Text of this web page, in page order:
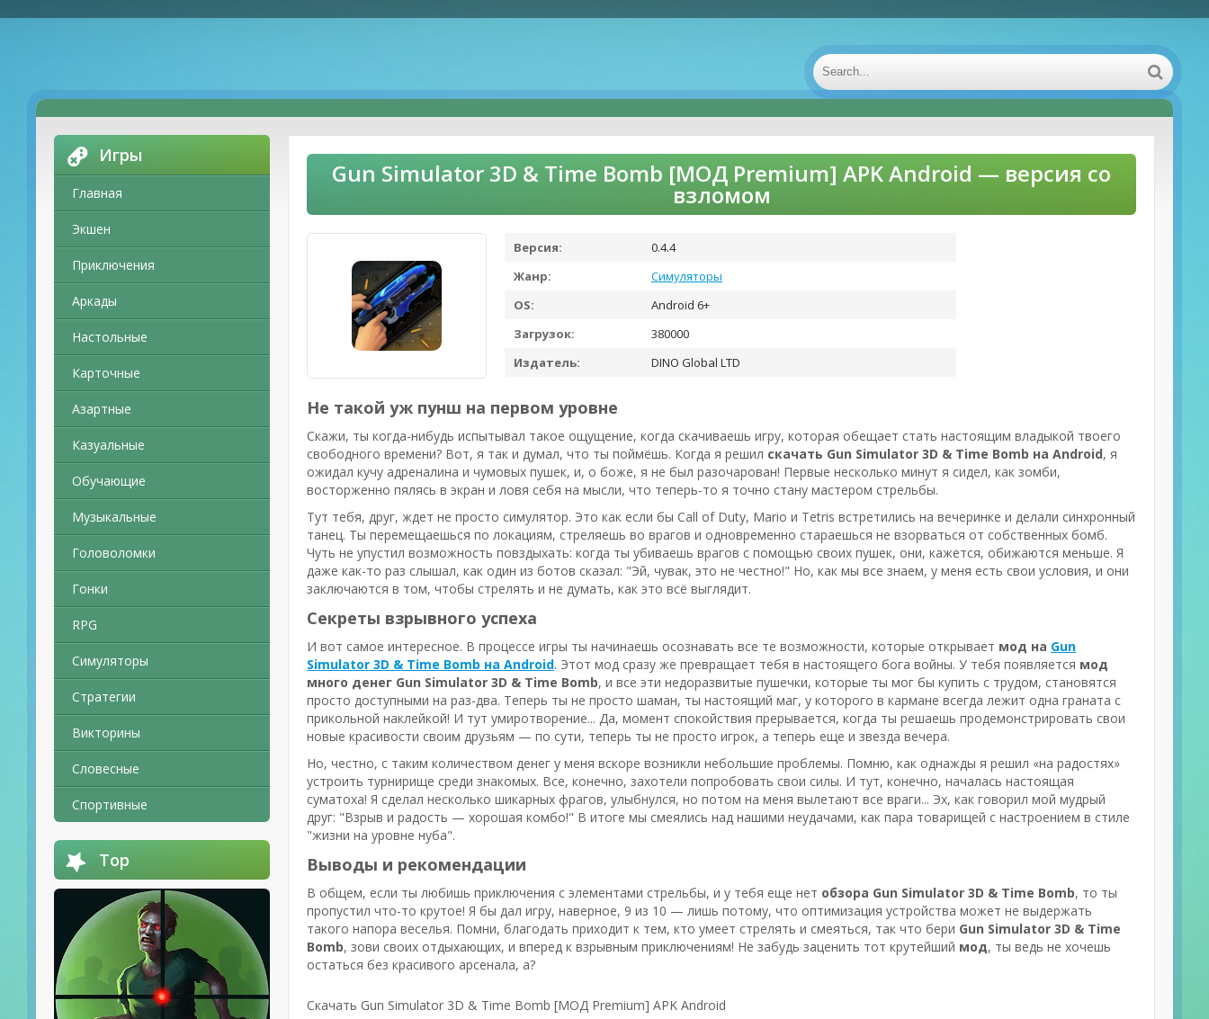
Игры
Главная
Экшен
Приключения
Аркады
Настольные
Карточные
Азартные
Казуальные
Обучающие
Музыкальные
Головоломки
Гонки
RPG
Симуляторы
Стратегии
Викторины
Словесные
Спортивные
Top
Gun Simulator 3D & Time Bomb [МОД Premium] APK Android — версия со
взломом
Версия:
0.4.4
Жанр:
Симуляторы
OS:
Android 6+
Загрузок:
380000
Издатель:
DINO Global LTD
Не такой уж пунш на первом уровне
Скажи, ты когда-нибудь испытывал такое ощущение, когда скачиваешь игру, которая обещает стать настоящим владыкой твоего
свободного времени? Вот, я так и думал, что ты поймёшь. Когда я решил скачать Gun Simulator 3D & Time Bomb на Android, я
ожидал кучу адреналина и чумовых пушек, и, о боже, я не был разочарован! Первые несколько минут я сидел, как зомби,
восторженно пялясь в экран и ловя себя на мысли, что теперь-то я точно стану мастером стрельбы.
Тут тебя, друг, ждет не просто симулятор. Это как если бы Call of Duty, Mario и Tetris встретились на вечеринке и делали синхронный
танец. Ты перемещаешься по локациям, стреляешь во врагов и одновременно стараешься не взорваться от собственных бомб.
Чуть не упустил возможность повздыхать: когда ты убиваешь врагов с помощью своих пушек, они, кажется, обижаются меньше. Я
даже как-то раз слышал, как один из ботов сказал: "Эй, чувак, это не честно!" Но, как мы все знаем, у меня есть свои условия, и они
заключаются в том, чтобы стрелять и не думать, как это всё выглядит.
Секреты взрывного успеха
И вот самое интересное. В процессе игры ты начинаешь осознавать все те возможности, которые открывает мод на Gun
Simulator 3D & Time Bomb на Android. Этот мод сразу же превращает тебя в настоящего бога войны. У тебя появляется мод
много денег Gun Simulator 3D & Time Bomb, и все эти недоразвитые пушечки, которые ты мог бы купить с трудом, становятся
просто доступными на раз-два. Теперь ты не просто шаман, ты настоящий маг, у которого в кармане всегда лежит одна граната с
прикольной наклейкой! И тут умиротворение... Да, момент спокойствия прерывается, когда ты решаешь продемонстрировать свои
новые красивости своим друзьям — по сути, теперь ты не просто игрок, а теперь еще и звезда вечера.
Но, честно, с таким количеством денег у меня вскоре возникли небольшие проблемы. Помню, как однажды я решил «на радостях»
устроить турнирище среди знакомых. Все, конечно, захотели попробовать свои силы. И тут, конечно, началась настоящая
суматоха! Я сделал несколько шикарных фрагов, улыбнулся, но потом на меня вылетают все враги... Эх, как говорил мой мудрый
друг: "Взрыв и радость — хорошая комбо!" В итоге мы смеялись над нашими неудачами, как пара товарищей с настроением в стиле
"жизни на уровне нуба".
Выводы и рекомендации
В общем, если ты любишь приключения с элементами стрельбы, и у тебя еще нет обзора Gun Simulator 3D & Time Bomb, то ты
пропустил что-то крутое! Я бы дал игру, наверное, 9 из 10 — лишь потому, что оптимизация устройства может не выдержать
такого напора веселья. Помни, благодать приходит к тем, кто умеет стрелять и смеяться, так что бери Gun Simulator 3D & Time
Bomb, зови своих отдыхающих, и вперед к взрывным приключениям! Не забудь заценить тот крутейший мод, ты ведь не хочешь
остаться без красивого арсенала, а?
Скачать Gun Simulator 3D & Time Bomb [МОД Premium] APK Android